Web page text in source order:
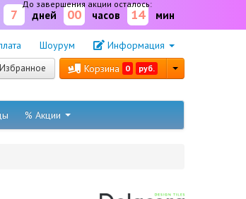
До завершения акции осталось:
7 дней 00 часов 14 мин
Шоурум Информация
Избранное Корзина 0 руб.
% Акции